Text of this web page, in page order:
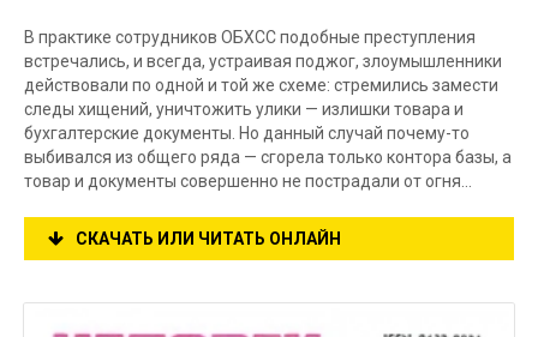
В практике сотрудников ОБХСС подобные преступления
встречались, и всегда, устраивая поджог, злоумышленники
действовали по одной и той же схеме: стремились замести
следы хищений, уничтожить улики — излишки товара и
бухгалтерские документы. Но данный случай почему-то
выбивался из общего ряда — сгорела только контора базы, а
товар и документы совершенно не пострадали от огня...
СКАЧАТЬ ИЛИ ЧИТАТЬ ОНЛАЙН